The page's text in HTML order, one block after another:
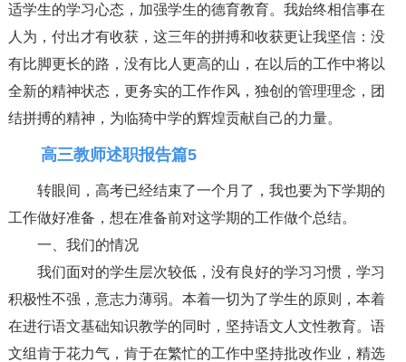
适学生的学习心态，加强学生的德育教育。我始终相信事在
人为，付出才有收获，这三年的拼搏和收获更让我坚信：没
有比脚更长的路，没有比人更高的山，在以后的工作中将以
全新的精神状态，更务实的工作作风，独创的管理理念，团
结拼搏的精神，为临猗中学的辉煌贡献自己的力量。
高三教师述职报告篇5
转眼间，高考已经结束了一个月了，我也要为下学期的
工作做好准备，想在准备前对这学期的工作做个总结。
一、我们的情况
我们面对的学生层次较低，没有良好的学习习惯，学习
积极性不强，意志力薄弱。本着一切为了学生的原则，本着
在进行语文基础知识教学的同时，坚持语文人文性教育。语
文组肯于花力气，肯于在繁忙的工作中坚持批改作业，精选